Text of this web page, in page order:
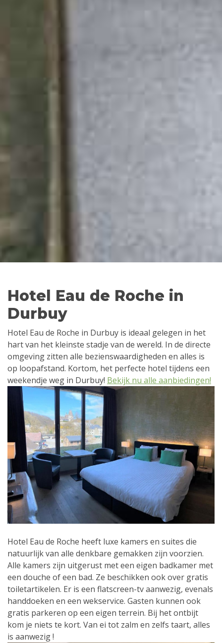
Hotel Eau de Roche in
Durbuy
Hotel Eau de Roche in Durbuy is ideaal gelegen in het
hart van het kleinste stadje van de wereld. In de directe
omgeving zitten alle bezienswaardigheden en alles is
op loopafstand. Kortom, het perfecte hotel tijdens een
weekendje weg in Durbuy! Bekijk nu alle aanbiedingen!
Hotel Eau de Roche heeft luxe kamers en suites die
natuurlijk van alle denkbare gemakken zijn voorzien.
Alle kamers zijn uitgerust met een eigen badkamer met
een douche of een bad. Ze beschikken ook over gratis
toiletartikelen. Er is een flatscreen-tv aanwezig, evenals
handdoeken en een wekservice. Gasten kunnen ook
gratis parkeren op een eigen terrein. Bij het ontbijt
kom je niets te kort. Van ei tot zalm en zelfs taart, alles
is aanwezig !